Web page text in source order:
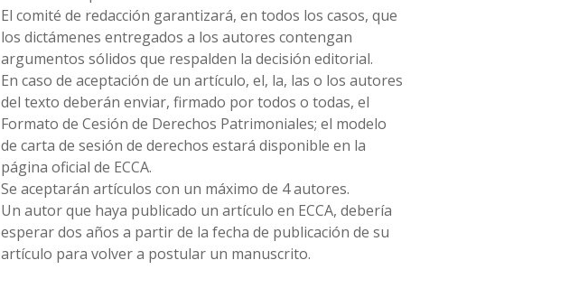
El comité de redacción garantizará, en todos los casos, que
los dictámenes entregados a los autores contengan
argumentos sólidos que respalden la decisión editorial.
En caso de aceptación de un artículo, el, la, las o los autores
del texto deberán enviar, firmado por todos o todas, el
Formato de Cesión de Derechos Patrimoniales; el modelo
de carta de sesión de derechos estará disponible en la
página oficial de ECCA.
Se aceptarán artículos con un máximo de 4 autores.
Un autor que haya publicado un artículo en ECCA, debería
esperar dos años a partir de la fecha de publicación de su
artículo para volver a postular un manuscrito.